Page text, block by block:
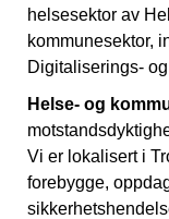
helsesektor av
kommunesektor,
Digitaliserings-
Helse- og
Vi er lokalisert i
forebygge,